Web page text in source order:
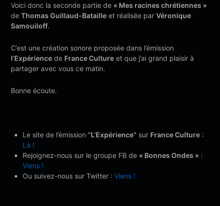
Voici donc la seconde partie de « Mes racines chrétiennes »
deThomas Guillaud-Bataille et réalisée parVéronique
Samouiloff.
C’est une création sonore proposée dans l’émission
l’Expérience de France Culture et que j’ai grand plaisir à
partager avec vous ce matin.
Bonne écoute.
Le site de l’émission“L’Expérience” sur France Culture :
Là !
Rejoignez-nous sur le groupe FB de « Bonnes Ondes » :
Viens !
Ou suivez-nous sur Twitter :Viens !